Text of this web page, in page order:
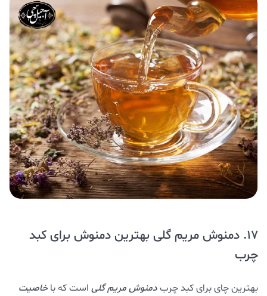
17. دمنوش مریم گلی بهترین دمنوش برای کبد
چرب
بهترین چای برای کبد چربدمنوش مریم گلی است که باخاصیت